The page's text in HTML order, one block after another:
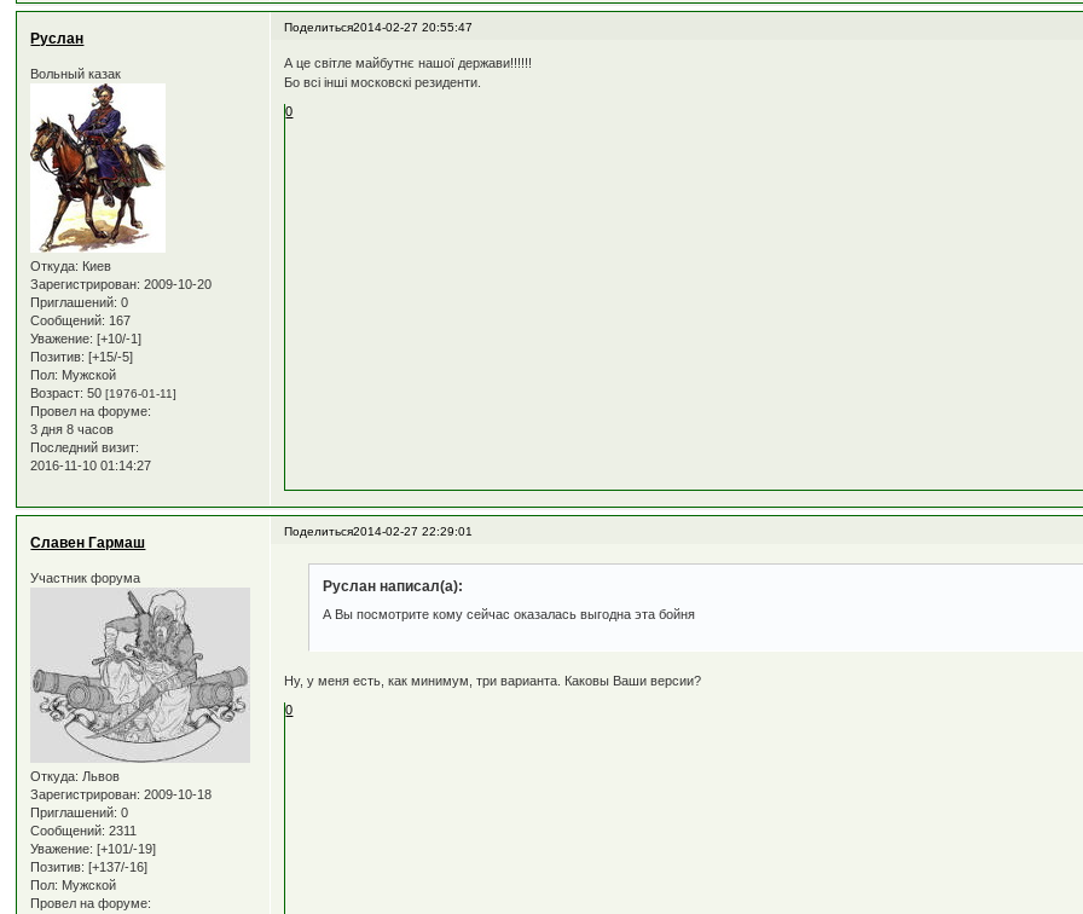
Поделиться2014-02-27 20:55:47
Руслан
Вольный казак
Откуда: Киев
Зарегистрирован: 2009-10-20
Приглашений: 0
Сообщений: 167
Уважение: [+10/-1]
Позитив: [+15/-5]
Пол: Мужской
Возраст: 50[1976-01-11]
Провел на форуме:
3 дня 8 часов
Последний визит:
2016-11-10 01:14:27
А це світле майбутнє нашої держави!!!!!!
Бо всі інші московскі резиденти.
0
Поделиться2014-02-27 22:29:01
Славен Гармаш
Участник форума
Откуда: Львов
Зарегистрирован: 2009-10-18
Приглашений: 0
Сообщений: 2311
Уважение: [+101/-19]
Позитив: [+137/-16]
Пол: Мужской
Провел на форуме:
Руслан написал(а):
А Вы посмотрите кому сейчас оказалась выгодна эта бойня
Ну, у меня есть, как минимум, три варианта. Каковы Ваши версии?
0